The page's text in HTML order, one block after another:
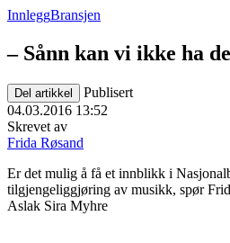
InnleggBransjen
– Sånn kan vi ikke ha
Del artikkel
Publisert
04.03.2016 13:52
Skrevet av
Frida Røsand
Er det mulig å få et innblikk i
tilgjengeliggjøring av musikk, spør
Aslak Sira Myhre